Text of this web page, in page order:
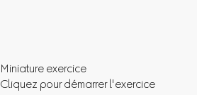
Miniature exercice
Cliquez pour démarrer l'exercice